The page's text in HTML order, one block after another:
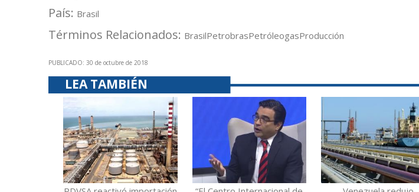
País: Brasil
Términos Relacionados: BrasilPetrobrasPetróleogasProducción
PUBLICADO: 30 de octubre de 2018
LEA TAMBIÉN